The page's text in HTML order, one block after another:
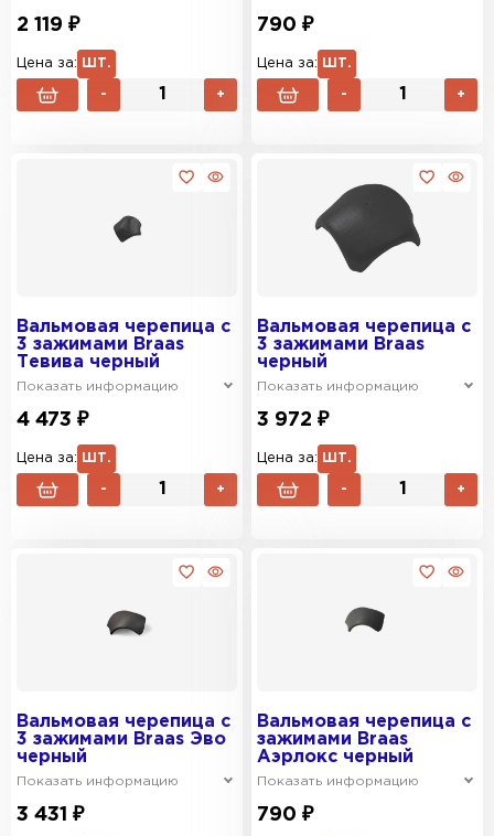
2 119 ₽
Цена за: ШТ.
- +
790 ₽
Цена за: ШТ.
- +
Вальмовая черепица с
3 зажимами Braas
Тевива черный
Показать информацию
4 473 ₽
Цена за: ШТ.
- +
Вальмовая черепица с
3 зажимами Braas
черный
Показать информацию
3 972 ₽
Цена за: ШТ.
- +
Вальмовая черепица с
3 зажимами Braas Эво
черный
Показать информацию
3 431 ₽
Вальмовая черепица с
зажимами Braas
Аэрлокс черный
Показать информацию
790 ₽